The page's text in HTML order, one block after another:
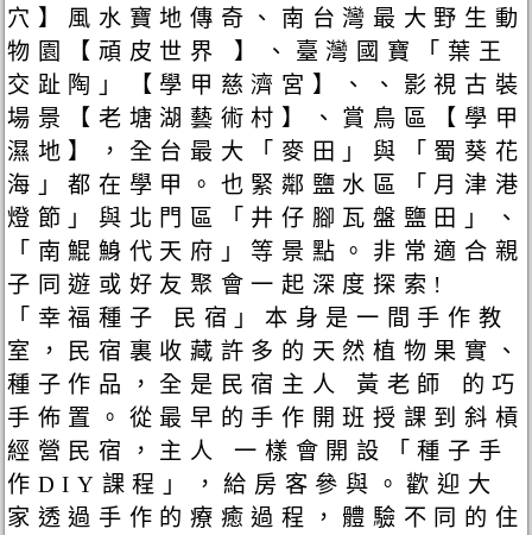
穴】風水寶地傳奇、南台灣最大野生動
物園【頑皮世界 】、臺灣國寶「葉王
交趾陶」【學甲慈濟宮】、、影視古裝
場景【老塘湖藝術村】、賞鳥區【學甲
濕地】，全台最大「麥田」與「蜀葵花
海」都在學甲。也緊鄰鹽水區「月津港
燈節」與北門區「井仔腳瓦盤鹽田」、
「南鯤鯓代天府」等景點。非常適合親
子同遊或好友聚會一起深度探索!
「幸福種子 民宿」本身是一間手作教
室，民宿裏收藏許多的天然植物果實、
種子作品，全是民宿主人 黃老師 的巧
手佈置。從最早的手作開班授課到斜槓
經營民宿，主人 一樣會開設「種子手
作DIY課程」，給房客參與。歡迎大
家透過手作的療癒過程，體驗不同的住